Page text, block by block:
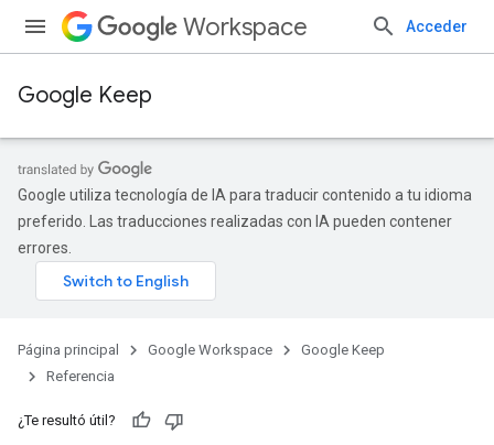
Workspace Acceder
Google Keep
Google utiliza tecnología de IA para traducir contenido a tu idioma
preferido. Las traducciones realizadas con IA pueden contener
errores.
Página principal Google Workspace
Google Keep
Referencia
¿Te resultó útil?